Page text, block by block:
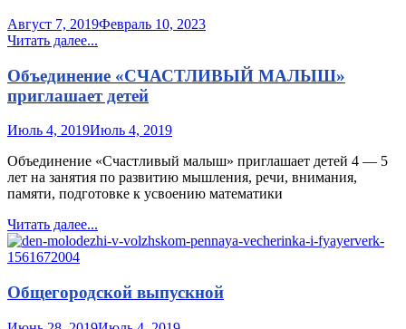
Август 7, 2019Февраль 10, 2023
Читать далее...
Объединение «СЧАСТЛИВЫЙ МАЛЫШ»
приглашает детей
Июль 4, 2019Июль 4, 2019
Объединение «Счастливый малыш» приглашает детей 4 — 5
лет на занятия по развитию мышления, речи, внимания,
памяти, подготовке к усвоению математики
Читать далее...
Общегородской выпускной